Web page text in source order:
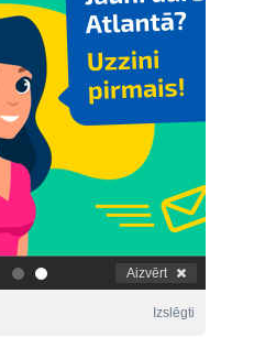
. Aizvērt
Izslēgti